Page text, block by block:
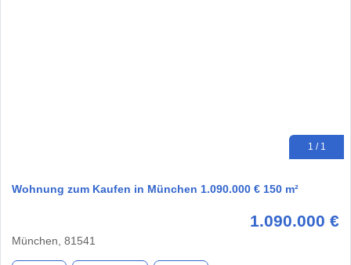
1 / 1
Wohnung zum Kaufen in München 1.090.000 € 150 m²
1.090.000 €
München, 81541